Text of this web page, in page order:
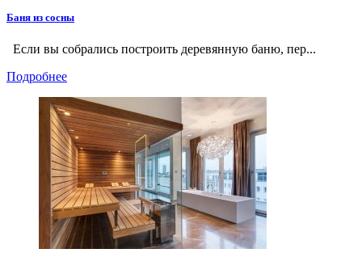
Баня из сосны
Если вы собрались построить деревянную баню, пер...
Подробнее